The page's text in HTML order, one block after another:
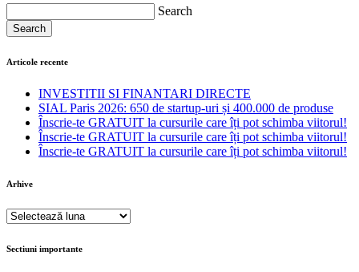
Search
Search
Articole recente
INVESTITII SI FINANTARI DIRECTE
SIAL Paris 2026: 650 de startup-uri și 400.000 de produse
Înscrie-te GRATUIT la cursurile care îți pot schimba viitorul!
Înscrie-te GRATUIT la cursurile care îți pot schimba viitorul!
Înscrie-te GRATUIT la cursurile care îți pot schimba viitorul!
Arhive
Arhive
Sectiuni importante